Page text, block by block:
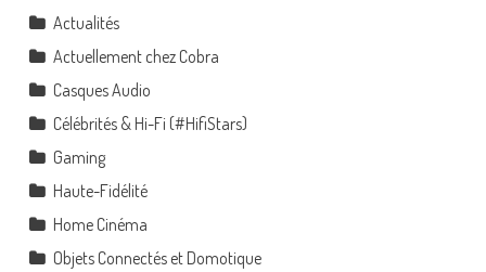
Actualités
Actuellement chez Cobra
Casques Audio
Célébrités & Hi-Fi (#HifiStars)
Gaming
Haute-Fidélité
Home Cinéma
Objets Connectés et Domotique